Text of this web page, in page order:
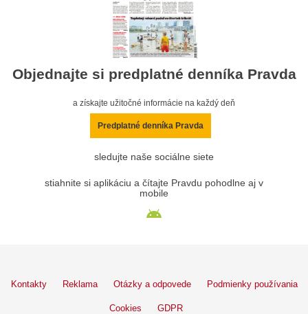
Objednajte si predplatné denníka Pravda
a získajte užitočné informácie na každý deň
Predplatné denníka Pravda
sledujte naše sociálne siete
stiahnite si aplikáciu a čítajte Pravdu pohodlne aj v
mobile
Kontakty Reklama Otázky a odpovede Podmienky používania
Cookies GDPR